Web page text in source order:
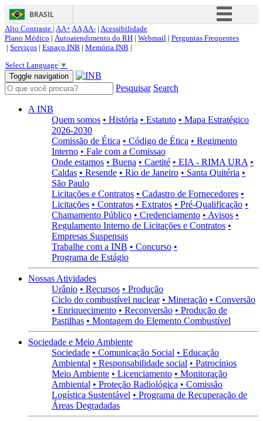
BRASIL
Simplifique!
Acesso à informação
Canais
Alto Contraste | AA+AAAA- | Acessibilidade
Plano Médico | Autoatendimento do RH | Webmail | Perguntas Frequentes
| Serviços | Espaço INB | Memória INB |
Select Language ▼
Toggle navigation
Pesquisar Search
A INB
Quem somos • História • Estatuto • Mapa Estratégico
2026-2030
Comissão de Ética • Código de Ética • Regimento
Interno • Fale com a Comissao
Onde estamos • Buena • Caetité • EIA - RIMA URA •
Caldas • Resende • Rio de Janeiro • Santa Quitéria •
São Paulo
Licitações e Contratos • Cadastro de Fornecedores •
Licitações • Contratos • Extratos • Pré-Qualificação •
Chamamento Público • Credenciamento • Avisos •
Regulamento Interno de Licitações e Contratos •
Empresas Suspensas
Trabalhe com a INB • Concurso •
Programa de Estágio
Nossas Atividades
Urânio • Recursos • Produção
Ciclo do combustível nuclear • Mineração • Conversão
• Enriquecimento • Reconversão • Produção de
Pastilhas • Montagem do Elemento Combustível
Sociedade e Meio Ambiente
Sociedade • Comunicação Social • Educação
Ambiental • Responsabilidade social • Patrocínios
Meio Ambiente • Licenciamento • Monitoração
Ambiental • Proteção Radiológica • Comissão
Logística Sustentável • Programa de Recuperação de
Áreas Degradadas